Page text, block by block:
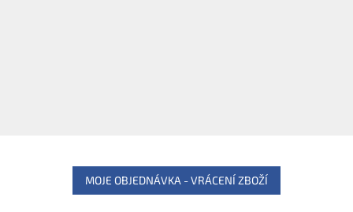
MOJE OBJEDNÁVKA - VRÁCENÍ ZBOŽÍ